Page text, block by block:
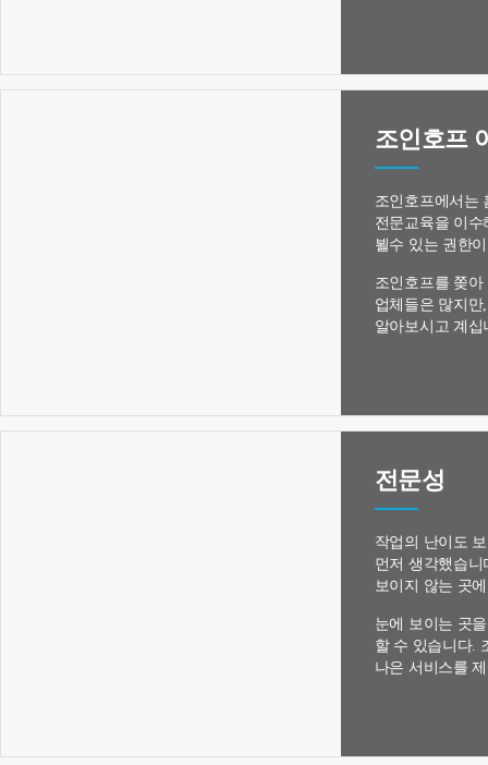
조인호프
조인호프에서는
전문교육을 이
뵐수 있는 권한
조인호프를 쫒
업체들은 많지
알아보시고 계
전문성
작업의 난이도
먼저 생각했습
보이지 않는 곳
눈에 보이는 곳
할 수 있습니다.
나은 서비스를